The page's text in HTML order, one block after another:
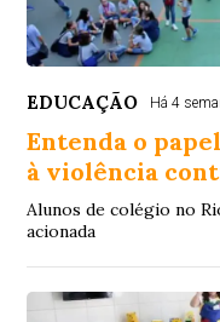
EDUCAÇÃO Há 4
Entenda o
à violência
Alunos de colégio no
acionada